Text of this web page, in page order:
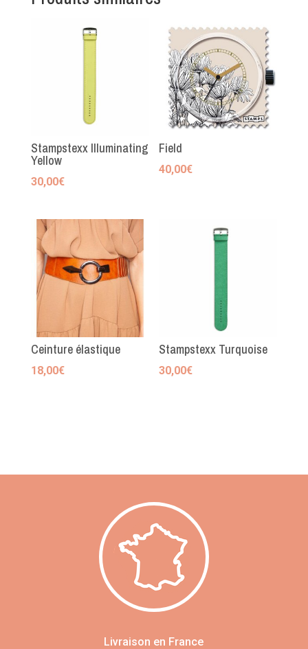
Stampstexx Illuminating
Yellow
30,00€
Field
40,00€
Ceinture élastique
18,00€
Stampstexx Turquoise
30,00€
Livraison en France